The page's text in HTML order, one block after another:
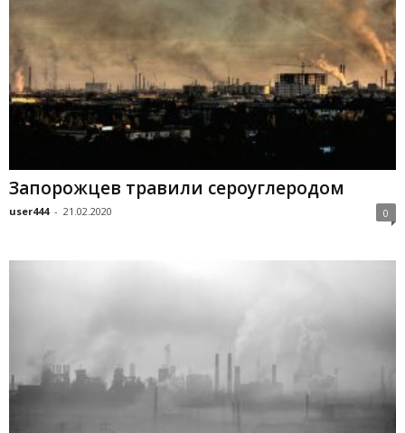
Запорожцев травили сероуглеродом
user444 - 21.02.2020 0